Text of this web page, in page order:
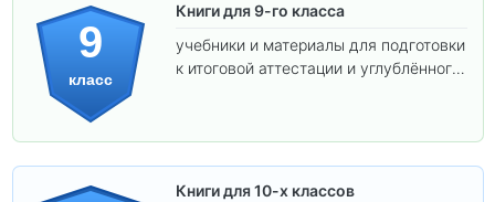
9
класс
Книги для 9-го класса
учебники и материалы для подготовки
к итоговой аттестации и углублённого
Книги для 10-х классов